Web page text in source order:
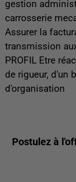
gestion
carrosserie
Assurer la
transmission
PROFIL Etre
de rigueur, d'un
d'organisation
Postulez à